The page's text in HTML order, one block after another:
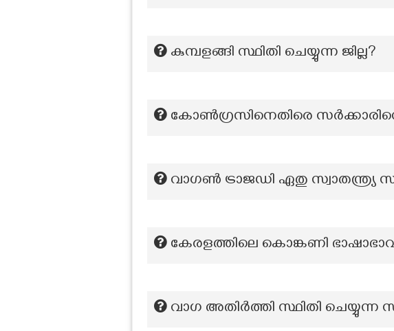
കുമ്പളങ്ങി സ്ഥിതി ചെയ്യുന്ന ജില്ല?
കോൺഗ്രസിനെതിരെ സർക്കാരിന്റെ
വാഗൺ ട്രാജഡി ഏതു സ്വാതന്ത്ര്യ
കേരളത്തിലെ കൊങ്കണി
വാഗ അതിർത്തി സ്ഥിതി ചെയ്യുന്ന